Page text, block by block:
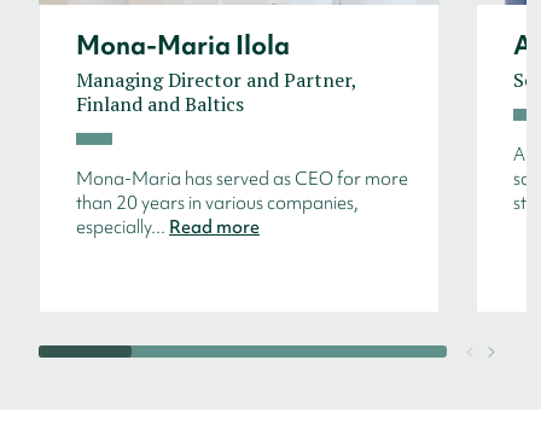
Mona-Maria Ilola
Managing Director and Partner,
Finland and Baltics
Mona-Maria has served as CEO for more
than 20 years in various companies,
especially... Read more